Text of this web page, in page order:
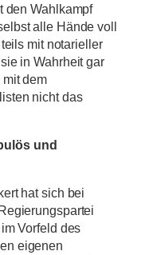
den Wahlkampf
alle Hände voll
mit notarieller
in Wahrheit gar
dem
nicht das
und
hat sich bei
Vorfeld des
eigenen